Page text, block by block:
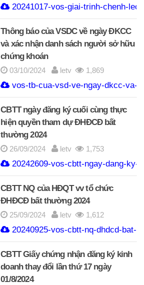
20241017-vos-giai-trinh-chenh-
Thông báo của VSDC về ngày ĐKCC
và xác nhận danh sách người sở hữu
chứng khoán
03/10/2024 letv 1,869
vos-tb-cua-vsd-ve-ngay-dkcc-va-
CBTT ngày đăng ký cuối cùng thực
hiện quyền tham dự ĐHĐCĐ bất
thường 2024
26/09/2024 letv 1,753
20242609-vos-cbtt-ngay-dang-ky-
CBTT NQ của HĐQT vv tổ chức
ĐHĐCĐ bất thường 2024
25/09/2024 letv 1,612
20240925-vos-cbtt-nq-dhdcd-bat-
CBTT Giấy chứng nhận đăng ký kinh
doanh thay đổi lần thứ 17 ngày
01/8/2024